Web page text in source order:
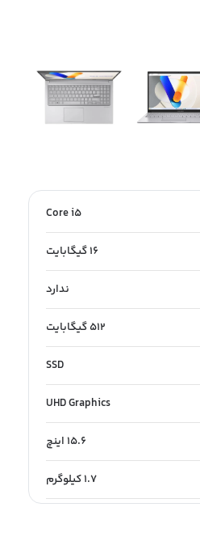
Core i5
16 گیگابایت
ندارد
512 گیگابایت
SSD
UHD Graphics
15.6 اینچ
1.7 کیلوگرم